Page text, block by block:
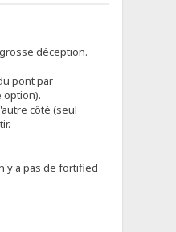
déception.
pont par
option).
côté (seul
a pas de fortified